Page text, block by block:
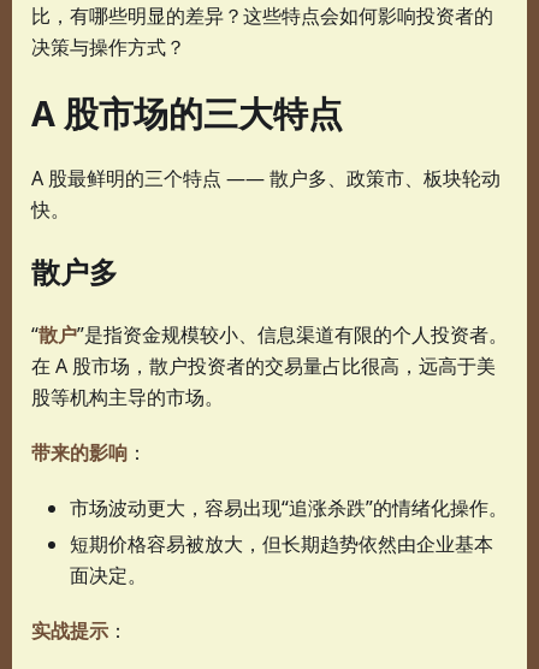
比，有哪些明显的差异？这些特点会如何影响投资者的
决策与操作方式？
A 股市场的三大特点
A 股最鲜明的三个特点 —— 散户多、政策市、板块轮动
快。
散户多
“散户”是指资金规模较小、信息渠道有限的个人投资者。
在 A 股市场，散户投资者的交易量占比很高，远高于美
股等机构主导的市场。
带来的影响 ：
市场波动更大，容易出现“追涨杀跌”的情绪化操作。
短期价格容易被放大，但长期趋势依然由企业基本
面决定。
实战提示 ：